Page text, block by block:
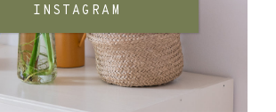
INSTAGRAM